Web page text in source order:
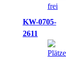
KW-0705-
2611